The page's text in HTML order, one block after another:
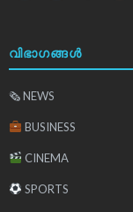
വിഭാഗങ്ങൾ
🗞 NEWS
BUSINESS
CINEMA
SPORTS